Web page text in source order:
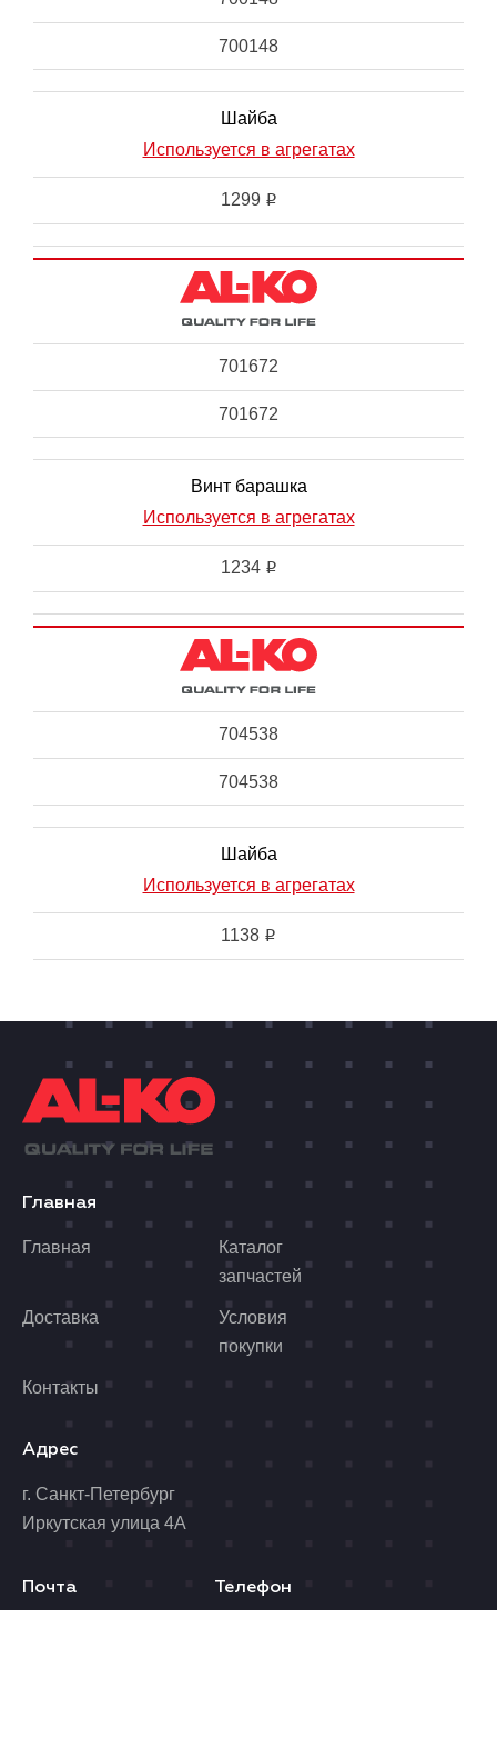
700148
Шайба
Используется в агрегатах
1299 i
701672
701672
Винт барашка
Используется в агрегатах
1234 i
704538
704538
Шайба
Используется в агрегатах
1138 i
Главная
Главная
Каталог
запчастей
Доставка
Условия
покупки
Контакты
Адрес
г. Санкт-Петербург
Иркутская улица 4А
Почта Телефон